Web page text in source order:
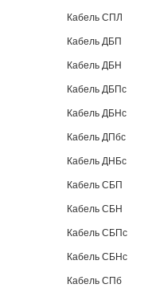
Кабель СПЛ
Кабель ДБП
Кабель ДБН
Кабель ДБПс
Кабель ДБНс
Кабель ДПбс
Кабель ДНБс
Кабель СБП
Кабель СБН
Кабель СБПс
Кабель СБНс
Кабель СПб